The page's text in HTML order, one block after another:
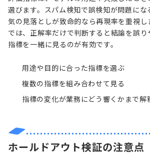
選びます。スパム検知で誤検知が問題に
気の見落としが致命的なら再現率を重視し
では、正解率だけで判断すると結論を誤
指標を一緒に見るのが有効です。
用途や目的に合った指標を選ぶ
複数の指標を組み合わせて見る
指標の変化が業務にどう響くかまで解
ホールドアウト検証の注意点